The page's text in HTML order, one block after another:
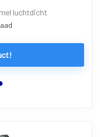
luchtdicht